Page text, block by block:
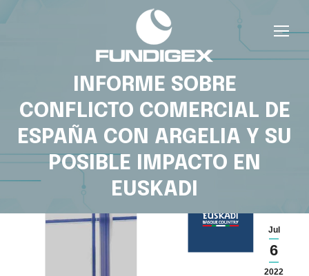
INFORME SOBRE
CONFLICTO COMERCIAL DE
ESPAÑA CON ARGELIA Y SU
POSIBLE IMPACTO EN
EUSKADI
Jul
6
2022